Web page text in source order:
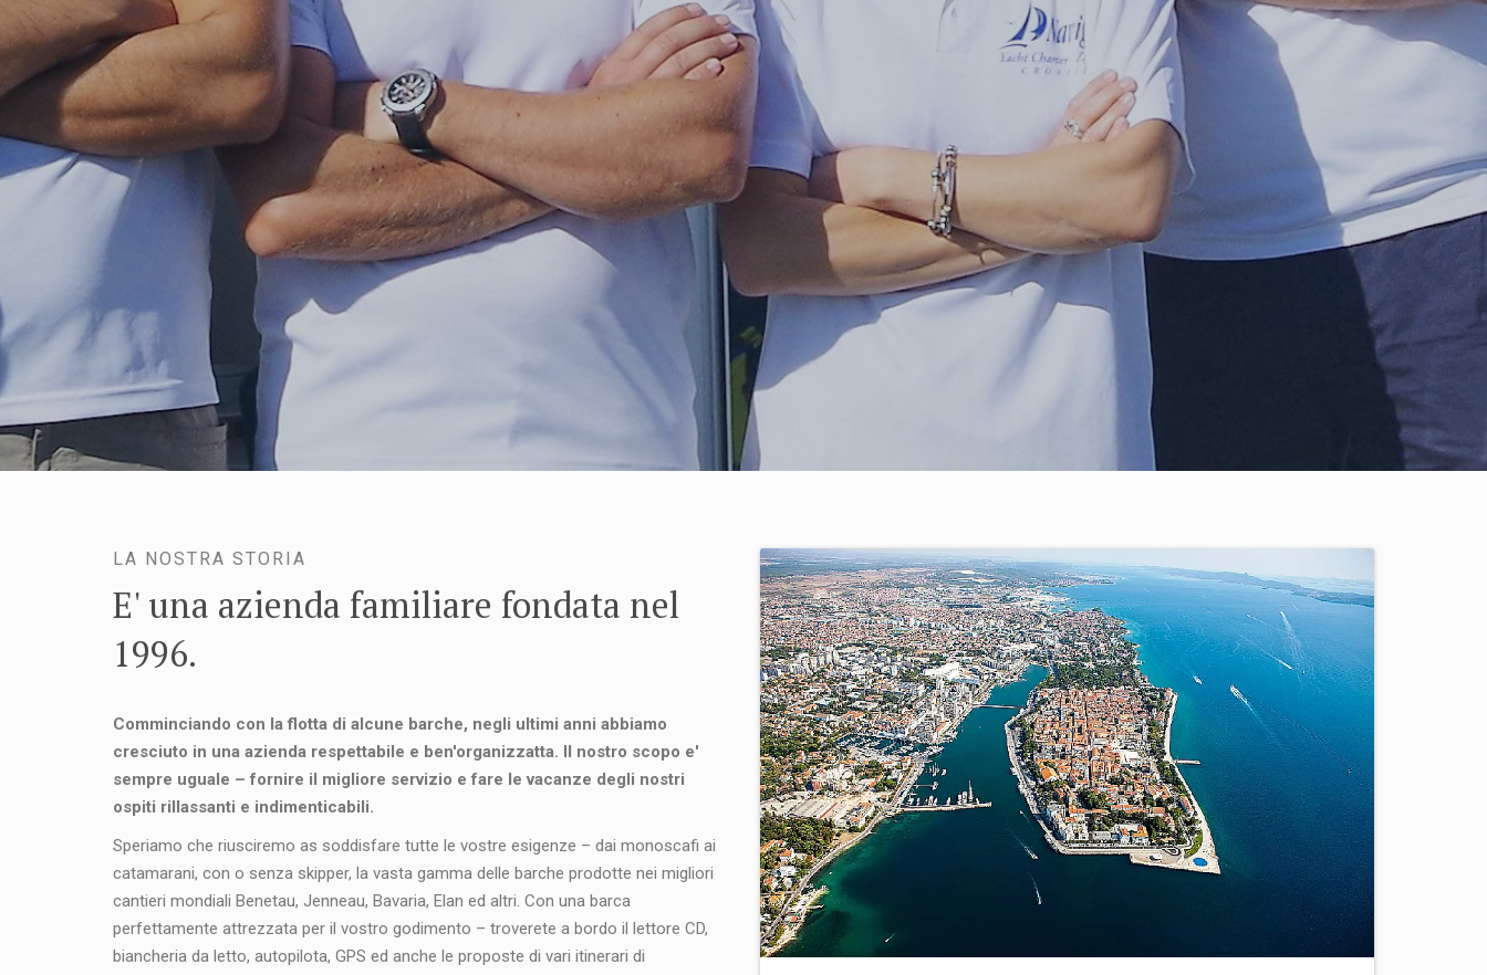
LA NOSTRA STORIA
E' una azienda familiare fondata nel
1996.
Comminciando con la flotta di alcune barche, negli ultimi anni abbiamo
cresciuto in una azienda respettabile e ben'organizzatta. Il nostro scopo e'
sempre uguale – fornire il migliore servizio e fare le vacanze degli nostri
ospiti rillassanti e indimenticabili.
Speriamo che riusciremo as soddisfare tutte le vostre esigenze – dai monoscafi ai
catamarani, con o senza skipper, la vasta gamma delle barche prodotte nei migliori
cantieri mondiali Benetau, Jenneau, Bavaria, Elan ed altri. Con una barca
perfettamente attrezzata per il vostro godimento – troverete a bordo il lettore CD,
biancheria da letto, autopilota, GPS ed anche le proposte di vari itinerari di